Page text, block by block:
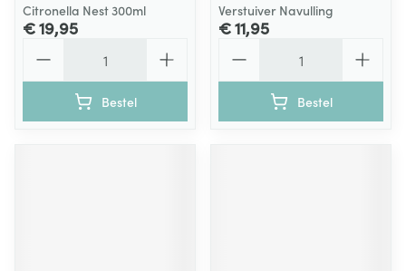
Citronella Nest 300ml
€ 19,95
Bestel
Verstuiver Navulling
€ 11,95
Bestel